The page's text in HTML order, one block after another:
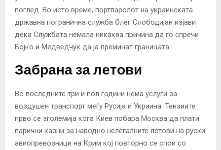
поглед. Во исто време, портпаролот на украинската
државна погранична служба Олег Слободијан изјави
дека Службата немала никаква причина да го спречи
Бојко и Медведчук да ја преминат границата.
Забрана за летови
Во последните три и пол години нема услуги за
воздушен транспорт меѓу Русија и Украина. Тензиите
прво се зголемија кога Киев побара Москва да плати
парични казни за наводно нелегалните летови на руски
авиопревозници на Крим кој повторно се спои со